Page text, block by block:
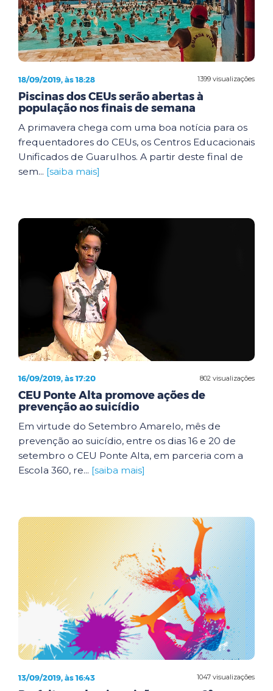
1399 visualizações
18/09/2019, às 18:28
Piscinas dos CEUs serão abertas à
população nos finais de semana
A primavera chega com uma boa notícia para os
frequentadores do CEUs, os Centros Educacionais
Unificados de Guarulhos. A partir deste final de
sem... [saiba mais]
802 visualizações
16/09/2019, às 17:20
CEU Ponte Alta promove ações de
prevenção ao suicídio
Em virtude do Setembro Amarelo, mês de
prevenção ao suicídio, entre os dias 16 e 20 de
setembro o CEU Ponte Alta, em parceria com a
Escola 360, re... [saiba mais]
1047 visualizações
13/09/2019, às 16:43